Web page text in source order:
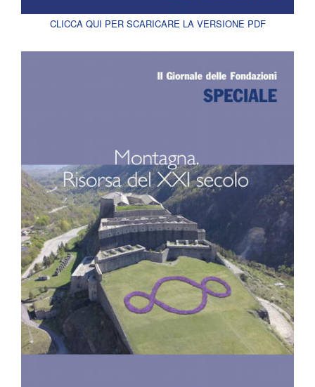
CLICCA QUI PER SCARICARE LA VERSIONE PDF